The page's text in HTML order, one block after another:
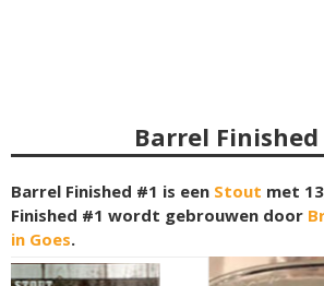
Barrel Finished
Barrel Finished #1 is een Stout met
Finished #1 wordt gebrouwen door
in Goes.